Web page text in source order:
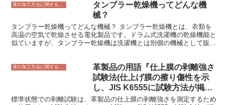
は、酢酸とエタノールを反応させることによって製造されます。この
反応は、硫酸または塩化水素などの酸触媒の存在下で行われます。酢
酸エチルは、水蒸気蒸留によって生成物から分離されます。
革の加工方法に関すること
タンブラー乾燥機ってどんな機
械？
タンブラー乾燥機ってどんな機械？ タンブラー乾燥機とは、衣類を
高温の空気で乾燥させる電化製品です。ドラム式洗濯機の乾燥機能と
似ていますが、タンブラー乾燥機は洗濯機とは別個の機械として販売
せます。ドラムは回転しながら温風を送るため、衣類はムラなく乾燥
類を短時間で乾燥させることができることです。また、シワになりに
くいので、アイロンをかける手間が省けます。さらに、花粉やダニな
どのアレルゲンを除去することができます。 デメリットとして、電
革製品の用語『仕上膜の剥離強さ
試験法(仕上げ膜の擦り傷性を示
し、JIS K6555に試験方法が掲載
されている。』
標準状態での剥離試験は、革製品の仕上膜の剥離強さを測定するため